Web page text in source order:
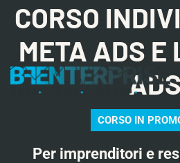
CORSO
META ADS E
ADS
CORSO IN
Per imprenditori e